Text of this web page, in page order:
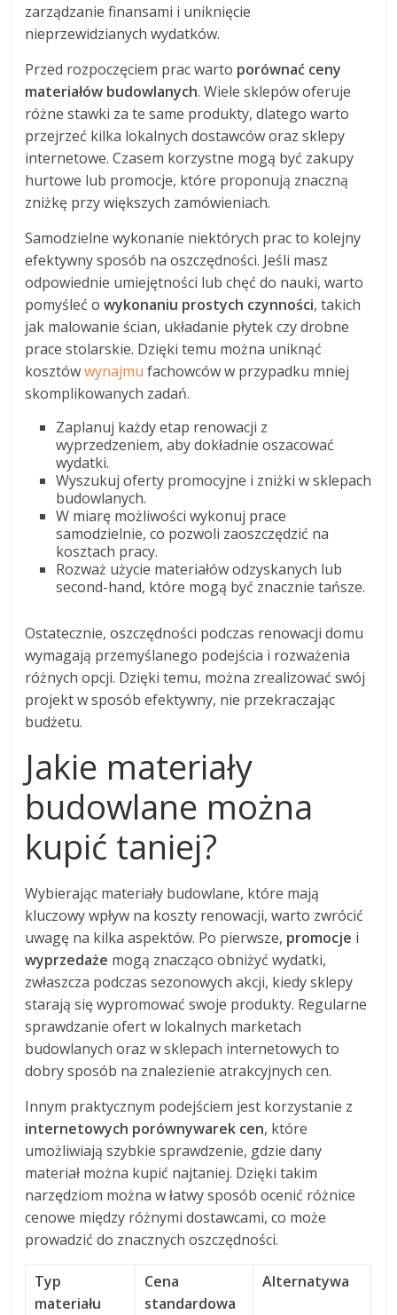
zarządzanie finansami i uniknięcie
nieprzewidzianych wydatków.
Przed rozpoczęciem prac warto porównać ceny
materiałów budowlanych. Wiele sklepów oferuje
różne stawki za te same produkty, dlatego warto
przejrzeć kilka lokalnych dostawców oraz sklepy
internetowe. Czasem korzystne mogą być zakupy
hurtowe lub promocje, które proponują znaczną
zniżkę przy większych zamówieniach.
Samodzielne wykonanie niektórych prac to kolejny
efektywny sposób na oszczędności. Jeśli masz
odpowiednie umiejętności lub chęć do nauki, warto
pomyśleć owykonaniu prostych czynności, takich
jak malowanie ścian, układanie płytek czy drobne
prace stolarskie. Dzięki temu można uniknąć
kosztówwynajmu fachowców w przypadku mniej
skomplikowanych zadań.
Zaplanuj każdy etap renowacji z
wyprzedzeniem, aby dokładnie oszacować
wydatki.
Wyszukuj oferty promocyjne i zniżki w sklepach
budowlanych.
W miarę możliwości wykonuj prace
samodzielnie, co pozwoli zaoszczędzić na
kosztach pracy.
Rozważ użycie materiałów odzyskanych lub
second-hand, które mogą być znacznie tańsze.
Ostatecznie, oszczędności podczas renowacji domu
wymagają przemyślanego podejścia i rozważenia
różnych opcji. Dzięki temu, można zrealizować swój
projekt w sposób efektywny, nie przekraczając
budżetu.
Jakie materiały
budowlane można
kupić taniej?
Wybierając materiały budowlane, które mają
kluczowy wpływ na koszty renowacji, warto zwrócić
uwagę na kilka aspektów. Po pierwsze, promocje i
wyprzedaże mogą znacząco obniżyć wydatki,
zwłaszcza podczas sezonowych akcji, kiedy sklepy
starają się wypromować swoje produkty. Regularne
sprawdzanie ofert w lokalnych marketach
budowlanych oraz w sklepach internetowych to
dobry sposób na znalezienie atrakcyjnych cen.
Innym praktycznym podejściem jest korzystanie z
internetowych porównywarek cen, które
umożliwiają szybkie sprawdzenie, gdzie dany
materiał można kupić najtaniej. Dzięki takim
narzędziom można w łatwy sposób ocenić różnice
cenowe między różnymi dostawcami, co może
prowadzić do znacznych oszczędności.
Typ
materiału
Cena
standardowa
Alternatywa